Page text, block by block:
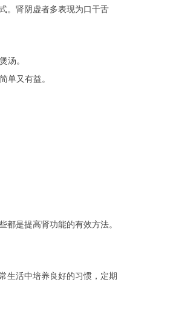
。肾阴虚者多表现为口干舌
汤。
单又有益。
都是提高肾功能的有效方法。
生活中培养良好的习惯，定期